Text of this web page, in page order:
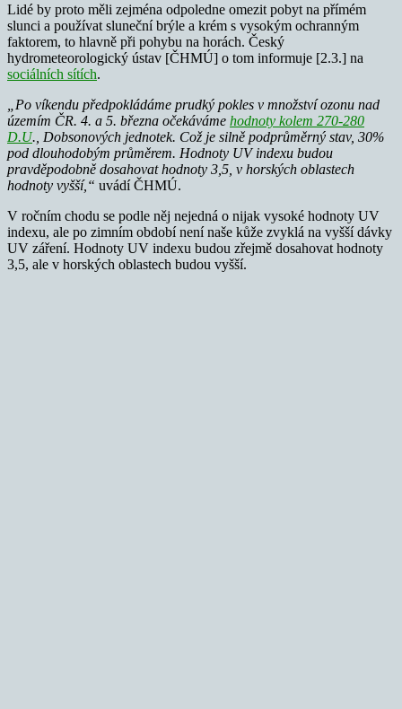
Lidé by proto měli zejména odpoledne omezit pobyt na přímém
slunci a používat sluneční brýle a krém s vysokým ochranným
faktorem, to hlavně při pohybu na horách. Český
hydrometeorologický ústav [ČHMÚ] o tom informuje [2.3.] na
sociálních sítích.
„Po víkendu předpokládáme prudký pokles v množství ozonu nad
územím ČR. 4. a 5. března očekáváme hodnoty kolem 270-280
D.U., Dobsonových jednotek. Což je silně podprůměrný stav, 30%
pod dlouhodobým průměrem. Hodnoty UV indexu budou
pravděpodobně dosahovat hodnoty 3,5, v horských oblastech
hodnoty vyšší,“ uvádí ČHMÚ.
V ročním chodu se podle něj nejedná o nijak vysoké hodnoty UV
indexu, ale po zimním období není naše kůže zvyklá na vyšší dávky
UV záření. Hodnoty UV indexu budou zřejmě dosahovat hodnoty
3,5, ale v horských oblastech budou vyšší.